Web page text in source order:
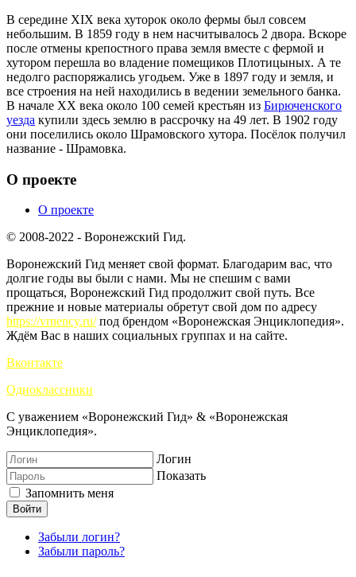
В середине XIX века хуторок около фермы был совсем
небольшим. В 1859 году в нем насчитывалось 2 двора. Вскоре
после отмены крепостного права земля вместе с фермой и
хутором перешла во владение помещиков Плотицыных. А те
недолго распоряжались угодьем. Уже в 1897 году и земля, и
все строения на ней находились в ведении земельного банка.
В начале XX века около 100 семей крестьян из Бирюченского
уезда купили здесь землю в рассрочку на 49 лет. В 1902 году
они поселились около Шрамовского хутора. Посёлок получил
название - Шрамовка.
О проекте
О проекте
© 2008-2022 - Воронежский Гид.
Воронежский Гид меняет свой формат. Благодарим вас, что
долгие годы вы были с нами. Мы не спешим с вами
прощаться, Воронежский Гид продолжит свой путь. Все
прежние и новые материалы обретут свой дом по адресу
https://vrnency.ru/под брендом «Воронежская Энциклопедия».
Ждём Вас в наших социальных группах и на сайте.
Вконтакте
Одноклассники
С уважением «Воронежский Гид» & «Воронежская
Энциклопедия».
Логин
Показать
Запомнить меня
Войти
Забыли логин?
Забыли пароль?